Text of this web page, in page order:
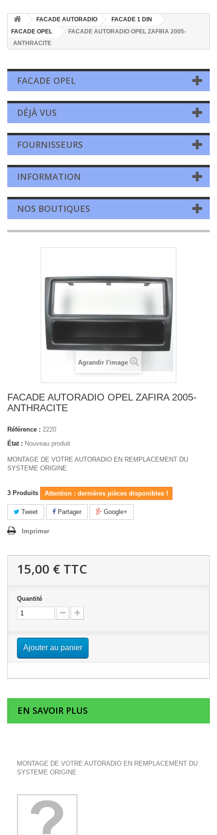
FACADE AUTORADIO
FACADE 1 DIN
FACADE OPEL
FACADE AUTORADIO OPEL ZAFIRA 2005-
ANTHRACITE
FACADE OPEL
DÉJÀ VUS
FOURNISSEURS
INFORMATION
NOS BOUTIQUES
Agrandir l'image
FACADE AUTORADIO OPEL ZAFIRA 2005-
ANTHRACITE
Référence : 2220
État : Nouveau produit
MONTAGE DE VOTRE AUTORADIO EN REMPLACEMENT DU
SYSTEME ORIGINE
3 Produits Attention : dernières pièces disponibles !
Tweet Partager Google+
Imprimer
15,00 € TTC
Quantité
Ajouter au panier
EN SAVOIR PLUS
MONTAGE DE VOTRE AUTORADIO EN REMPLACEMENT DU
SYSTEME ORIGINE